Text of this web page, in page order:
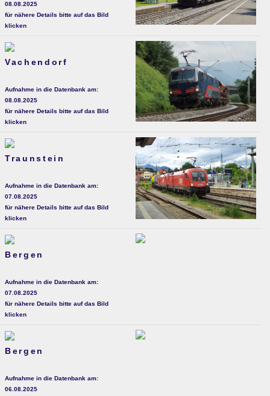
08.08.2025
für nähere Details bitte auf das Bild
klicken
Vachendorf
Aufnahme in die Datenbank am:
08.08.2025
für nähere Details bitte auf das Bild
klicken
Traunstein
Aufnahme in die Datenbank am:
07.08.2025
für nähere Details bitte auf das Bild
klicken
Bergen
Aufnahme in die Datenbank am:
07.08.2025
für nähere Details bitte auf das Bild
klicken
Bergen
Aufnahme in die Datenbank am:
06.08.2025